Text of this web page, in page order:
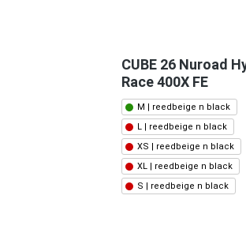
CUBE 26 Nuroad
Race 400X FE
M | reedbeige n black
L | reedbeige n black
XS | reedbeige n black
XL | reedbeige n black
S | reedbeige n black